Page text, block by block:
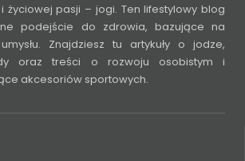
pasji – jogi. Ten lifestylowy blog
podejście do zdrowia, bazujące na
Znajdziesz tu artykuły o jodze,
oraz treści o rozwoju osobistym i
akcesoriów sportowych.